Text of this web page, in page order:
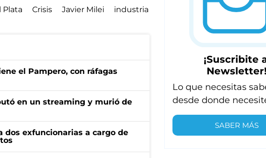
Plata Crisis Javier Milei industria
el Pampero, con ráfagas
en un streaming y murió de
exfuncionarias a cargo de
¡Suscribite
Newsletter!
Lo que necesitas
desde donde
SABER MÁS